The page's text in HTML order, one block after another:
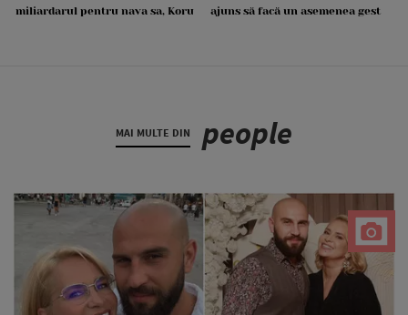
miliardarul pentru nava sa, Koru
ajuns să facă un asemenea gest
MAI MULTE DIN people